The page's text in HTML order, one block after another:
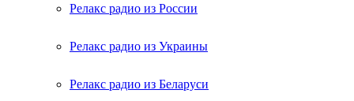
Релакс радио из России
Релакс радио из Украины
Релакс радио из Беларуси